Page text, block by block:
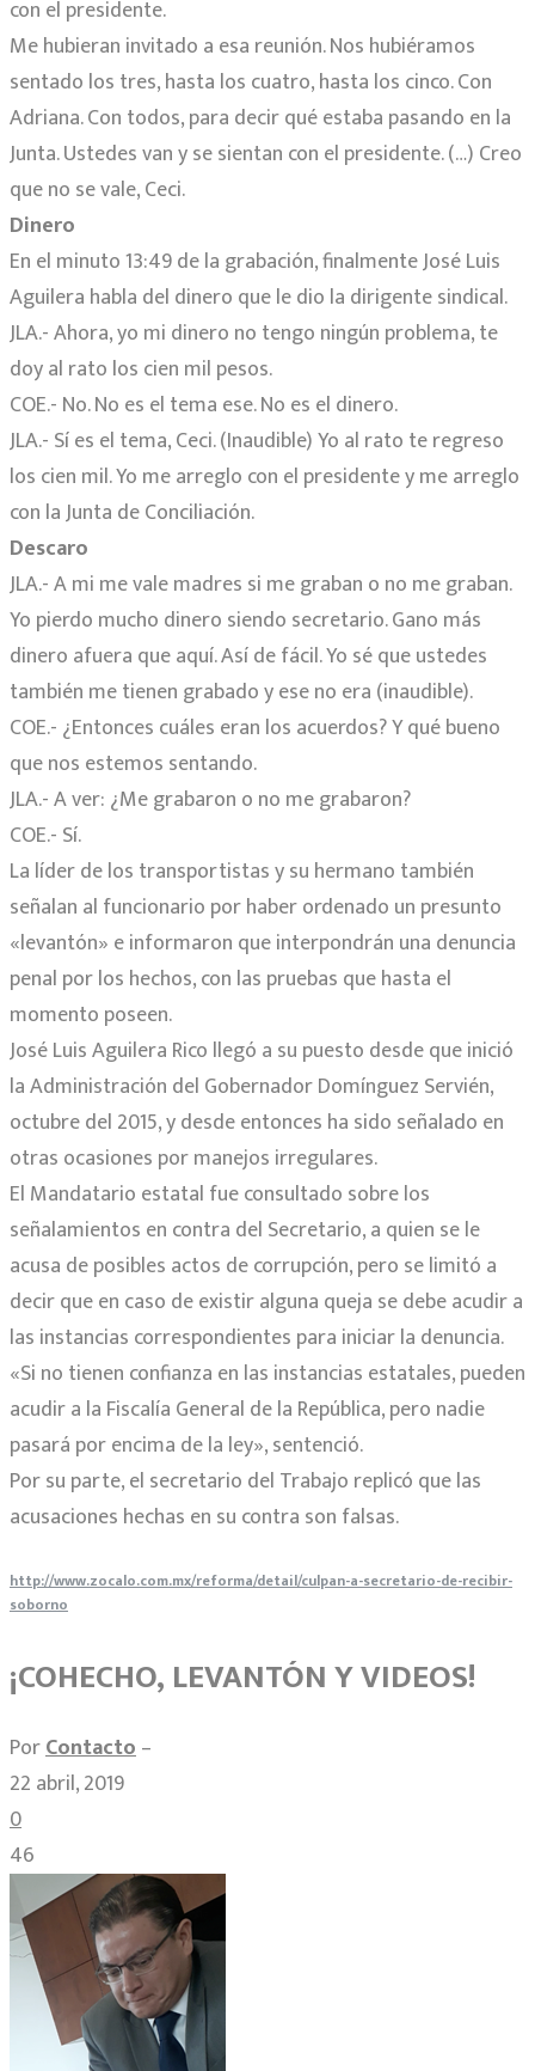
con el presidente.
Me hubieran invitado a esa reunión. Nos hubiéramos
sentado los tres, hasta los cuatro, hasta los cinco. Con
Adriana. Con todos, para decir qué estaba pasando en la
Junta. Ustedes van y se sientan con el presidente. (…) Creo
que no se vale, Ceci.
Dinero
En el minuto 13:49 de la grabación, finalmente José Luis
Aguilera habla del dinero que le dio la dirigente sindical.
JLA.- Ahora, yo mi dinero no tengo ningún problema, te
doy al rato los cien mil pesos.
COE.- No. No es el tema ese. No es el dinero.
JLA.- Sí es el tema, Ceci. (Inaudible) Yo al rato te regreso
los cien mil. Yo me arreglo con el presidente y me arreglo
con la Junta de Conciliación.
Descaro
JLA.- A mi me vale madres si me graban o no me graban.
Yo pierdo mucho dinero siendo secretario. Gano más
dinero afuera que aquí. Así de fácil. Yo sé que ustedes
también me tienen grabado y ese no era (inaudible).
COE.- ¿Entonces cuáles eran los acuerdos? Y qué bueno
que nos estemos sentando.
JLA.- A ver: ¿Me grabaron o no me grabaron?
COE.- Sí.
La líder de los transportistas y su hermano también
señalan al funcionario por haber ordenado un presunto
«levantón» e informaron que interpondrán una denuncia
penal por los hechos, con las pruebas que hasta el
momento poseen.
José Luis Aguilera Rico llegó a su puesto desde que inició
la Administración del Gobernador Domínguez Servién,
octubre del 2015, y desde entonces ha sido señalado en
otras ocasiones por manejos irregulares.
El Mandatario estatal fue consultado sobre los
señalamientos en contra del Secretario, a quien se le
acusa de posibles actos de corrupción, pero se limitó a
decir que en caso de existir alguna queja se debe acudir a
las instancias correspondientes para iniciar la denuncia.
«Si no tienen confianza en las instancias estatales, pueden
acudir a la Fiscalía General de la República, pero nadie
pasará por encima de la ley», sentenció.
Por su parte, el secretario del Trabajo replicó que las
acusaciones hechas en su contra son falsas.
http://www.zocalo.com.mx/reforma/detail/culpan-a-secretario-de-recibir-
soborno
¡COHECHO, LEVANTÓN Y VIDEOS!
PorContacto–
22 abril, 2019
0
46